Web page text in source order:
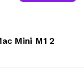
Mini M1 2